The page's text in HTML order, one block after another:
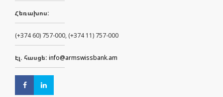
Հեռախոս:
(+374 60) 757-000, (+374 11) 757-000
Էլ. հասցե: info@armswissbank.am